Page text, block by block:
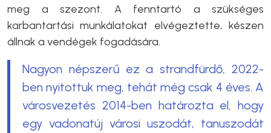
meg a szezont. A fenntartó a szükséges
karbantartási munkálatokat elvégeztette, készen
állnak a vendégek fogadására.
Nagyon népszerű ez a strandfürdő, 2022-
ben nyitottuk meg, tehát még csak 4 éves. A
városvezetés 2014-ben határozta el, hogy
egy vadonatúj városi uszodát, tanuszodát